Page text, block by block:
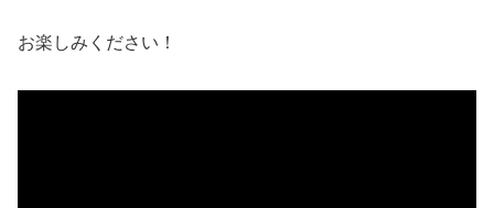
お楽しみください！